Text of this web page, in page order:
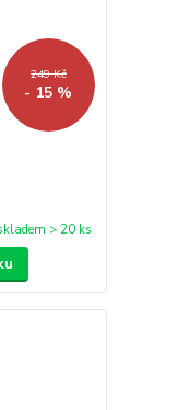
249 Kč
- 15 %
> 20 ks